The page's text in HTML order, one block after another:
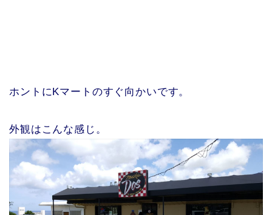
ホントにKマートのすぐ向かいです。
外観はこんな感じ。